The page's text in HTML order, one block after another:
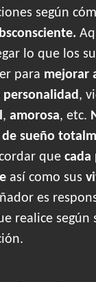
según
lo que los
para mejorar
personalidad,
, amorosa, etc.
de sueño
que cada
así como sus
es
realice según